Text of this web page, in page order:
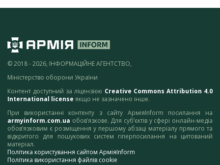
© 2018 - 2026, ІНФОРМАЦІЙНЕ АГЕНТСТВО,
Міністерство оборони України
Контент доступний за ліцензією Creative Commons Attribution 4.0
International license якщо не зазначено інше.
При використанні контенту з сайту АрміяInform посилання на
armyinform.com.ua обов’язкове. Для суб’єктів у сфері онлайн-медіа
обов’язковим є розміщення у першому абзаці матеріалу прямого та
відкритого для пошукових систем гіперпосилання на цитований
матеріал.
Політика користування сайтом АрміяInform
Політика використання файлів cookie